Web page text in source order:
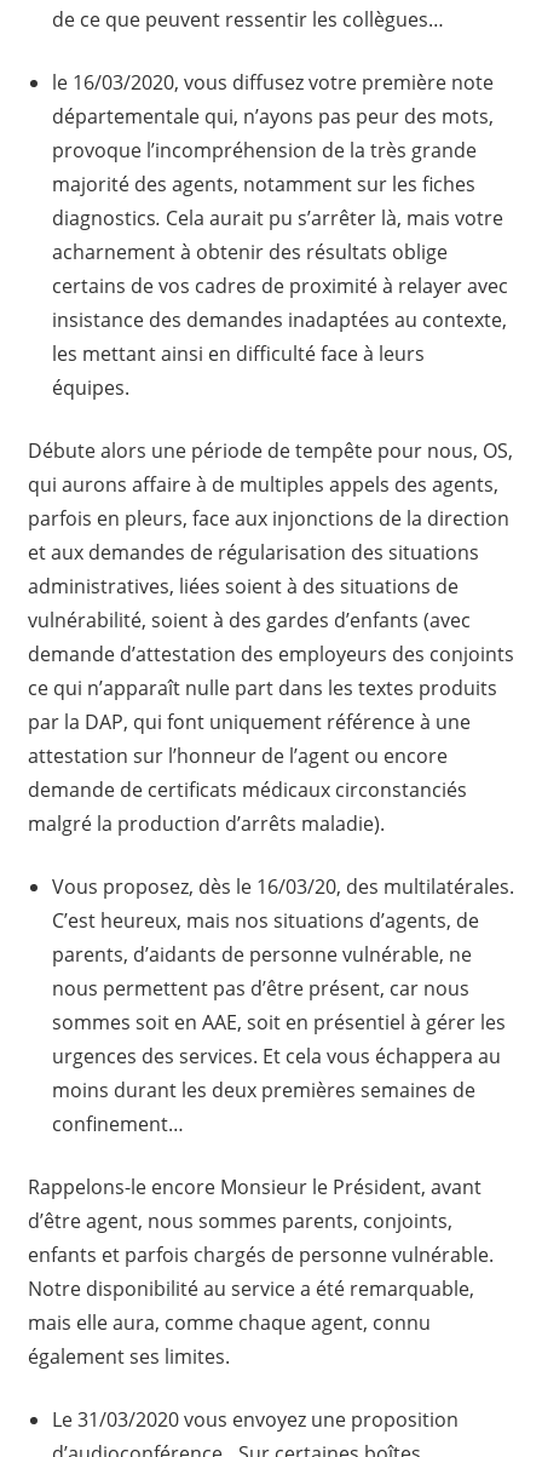
de ce que peuvent ressentir les collègues…
le 16/03/2020, vous diffusez votre première note
départementale qui, n’ayons pas peur des mots,
provoque l’incompréhension de la très grande
majorité des agents, notamment sur les fiches
diagnostics. Cela aurait pu s’arrêter là, mais votre
acharnement à obtenir des résultats oblige
certains de vos cadres de proximité à relayer avec
insistance des demandes inadaptées au contexte,
les mettant ainsi en difficulté face à leurs
équipes.
Débute alors une période de tempête pour nous, OS,
qui aurons affaire à de multiples appels des agents,
parfois en pleurs, face aux injonctions de la direction
et aux demandes de régularisation des situations
administratives, liées soient à des situations de
vulnérabilité, soient à des gardes d’enfants (avec
demande d’attestation des employeurs des conjoints
ce qui n’apparaît nulle part dans les textes produits
par la DAP, qui font uniquement référence à une
attestation sur l’honneur de l’agent ou encore
demande de certificats médicaux circonstanciés
malgré la production d’arrêts maladie).
Vous proposez, dès le 16/03/20, des multilatérales.
C’est heureux, mais nos situations d’agents, de
parents, d’aidants de personne vulnérable, ne
nous permettent pas d’être présent, car nous
sommes soit en AAE, soit en présentiel à gérer les
urgences des services. Et cela vous échappera au
moins durant les deux premières semaines de
confinement…
Rappelons-le encore Monsieur le Président, avant
d’être agent, nous sommes parents, conjoints,
enfants et parfois chargés de personne vulnérable.
Notre disponibilité au service a été remarquable,
mais elle aura, comme chaque agent, connu
également ses limites.
Le 31/03/2020 vous envoyez une proposition